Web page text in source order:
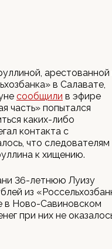
арестованной
в Салавате,
сообщили в эфире
часть» попытался
каких-либо
контакта с
что следователям
к хищению.
36-летнюю Луизу
из
в Ново-Савиновском
при них не